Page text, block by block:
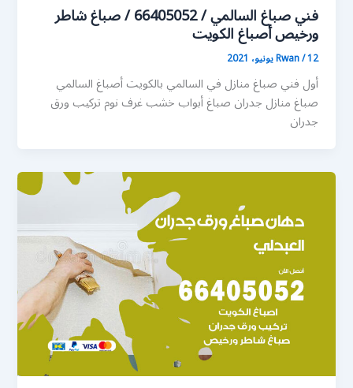
فني صباغ السالمي / 66405052 / صباغ شاطر
ورخيص أصباغ الكويت
Rwan/12 يونيو، 2021
أول فني صباغ منازل في السالمي بالكويت أصباغ السالمي
صباغ منازل جدران صباغ أبواب خشب غرف نوم تركيب ورق
جدران